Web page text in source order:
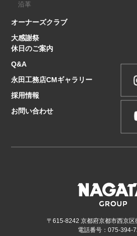
沿革
オーナーズクラブ
大感謝祭
休日のご案内
Q&A
永田工務店CMギャラリー
採用情報
お問い合わせ
〒615-8242 京都府京都市西京区
電話番号：075-394-